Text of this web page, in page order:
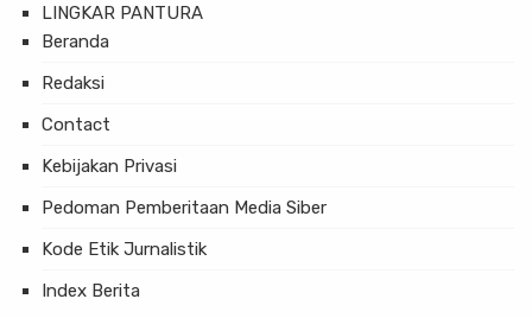
LINGKAR PANTURA
Beranda
Redaksi
Contact
Kebijakan Privasi
Pedoman Pemberitaan Media Siber
Kode Etik Jurnalistik
Index Berita